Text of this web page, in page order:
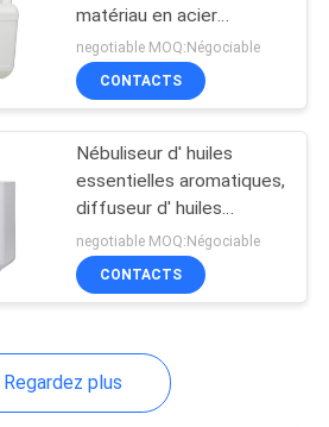
de parfum
surface
de parfum
matériau en acier
inoxydable pour une
grande surface OEM
ODM
negotiable MOQ:Négociable
CONTACTS
Nébuliseur d' huiles
essentielles aromatiques,
diffuseur d' huiles
essentielles décoratives
1200 CBM avec
ventilateur
negotiable MOQ:Négociable
CONTACTS
Regardez plus